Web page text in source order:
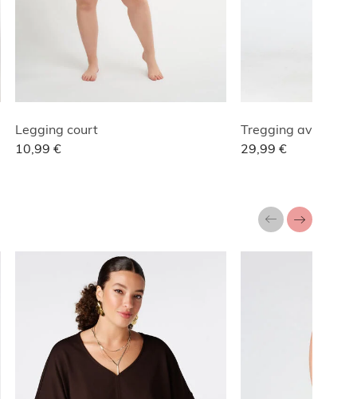
Legging court
10,99 €
Tregging avec un
29,99 €